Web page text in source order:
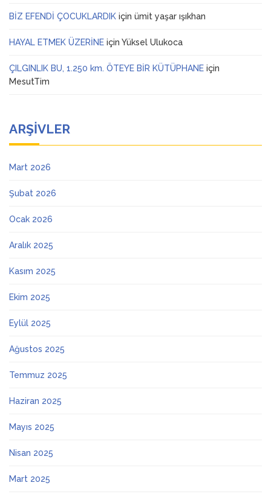
BİZ EFENDİ ÇOCUKLARDIK için ümit yaşar ışıkhan
HAYAL ETMEK ÜZERİNE için Yüksel Ulukoca
ÇILGINLIK BU, 1.250 km. ÖTEYE BİR KÜTÜPHANE için
MesutTim
ARŞIVLER
Mart 2026
Şubat 2026
Ocak 2026
Aralık 2025
Kasım 2025
Ekim 2025
Eylül 2025
Ağustos 2025
Temmuz 2025
Haziran 2025
Mayıs 2025
Nisan 2025
Mart 2025